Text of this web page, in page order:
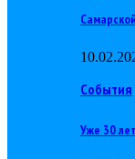
События
Уже 30